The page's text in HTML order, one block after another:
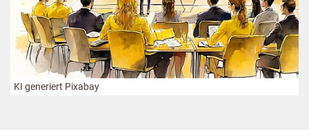
KI generiert Pixabay